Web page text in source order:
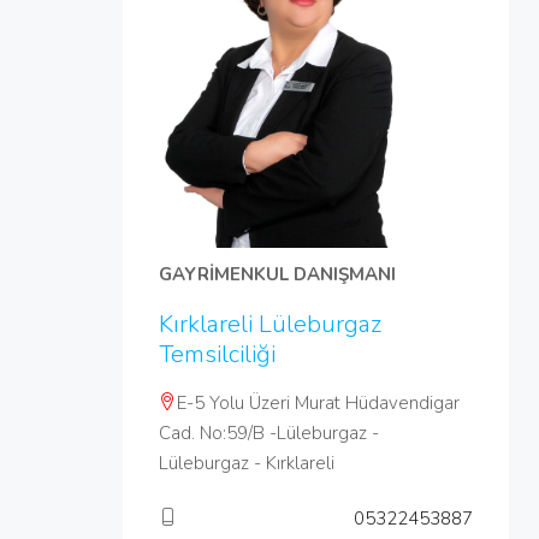
GAYRİMENKUL DANIŞMANI
Kırklareli Lüleburgaz
Temsilciliği
E-5 Yolu Üzeri Murat Hüdavendigar
Cad. No:59/B -Lüleburgaz -
Lüleburgaz - Kırklareli
05322453887